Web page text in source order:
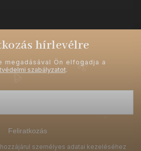
hírlevélre
megadásával Ön elfogadja a
szabályzatot.
Feliratkozás